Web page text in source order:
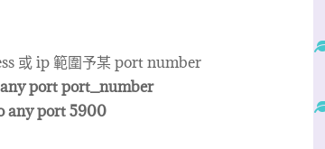
或 ip 範圍予某 port number
port port_number
any port 5900